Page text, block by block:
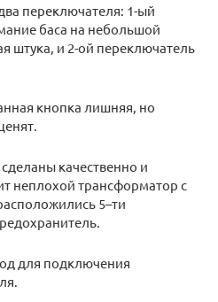
переключателя: 1-ый
баса на небольшой
штука, и 2-ой переключатель
кнопка лишняя, но
качественно и
неплохой трансформатор с
5–ти
для подключения